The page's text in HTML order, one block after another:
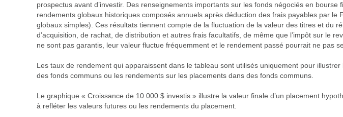
prospectus avant d’investir. Des renseignements importants sur les fonds négociés en
rendements globaux historiques composés annuels après déduction des frais payables par
globaux simples). Ces résultats tiennent compte de la fluctuation de la valeur des titres et du
d’acquisition, de rachat, de distribution et autres frais facultatifs, de même que l’impôt sur le
ne sont pas garantis, leur valeur fluctue fréquemment et le rendement passé pourrait ne pas
Les taux de rendement qui apparaissent dans le tableau sont utilisés uniquement pour
des fonds communs ou les rendements sur les placements dans des fonds communs.
Le graphique « Croissance de 10 000 $ investis » illustre la valeur finale d’un placement
à refléter les valeurs futures ou les rendements du placement.